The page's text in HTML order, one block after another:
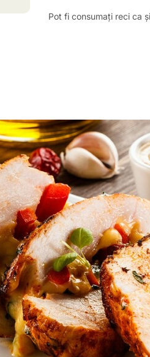
Pot fi consumați reci ca